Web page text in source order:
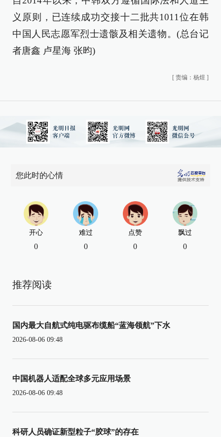
义原则，已连续成功交接十二批共1011位在韩
中国人民志愿军烈士遗骸及相关遗物。(总台记
者唐鑫 卢星海 张昀)
[ 责编：杨煜 ]
您此时的心情
开心
0
难过
0
点赞
0
飘过
0
推荐阅读
国内最大自航式纯电驱布缆船“蓝海领航”下水
2026-08-06 09:48
中国机器人适配全球多元应用场景
2026-08-06 09:48
科研人员确证新型粒子“胶球”的存在